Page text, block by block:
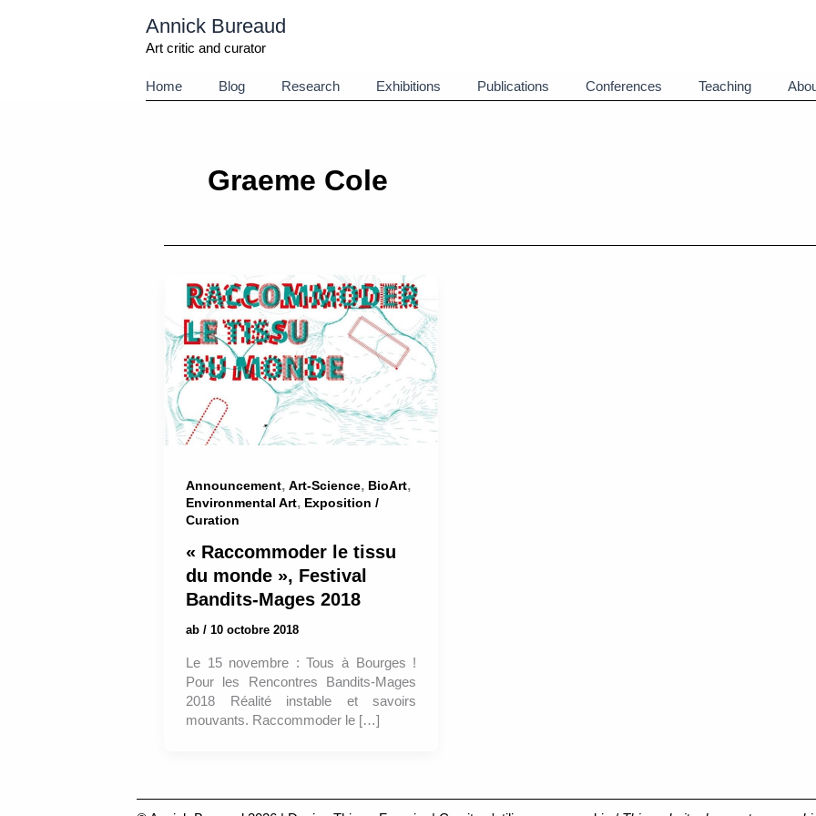
Annick Bureaud
Art critic and curator
Home Blog Research Exhibitions Publications Conferences Teaching
Graeme Cole
Announcement, Art-Science, BioArt,
Environmental Art, Exposition /
Curation
« Raccommoder le tissu
du monde », Festival
Bandits-Mages 2018
ab / 10 octobre 2018
Le 15 novembre : Tous à Bourges !
Pour les Rencontres Bandits-Mages
2018 Réalité instable et savoirs
mouvants. Raccommoder le […]